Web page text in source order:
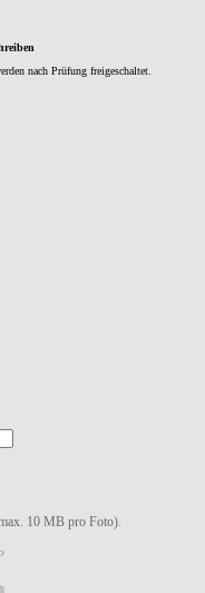
nach Prüfung freigeschaltet.
10 MB pro Foto).